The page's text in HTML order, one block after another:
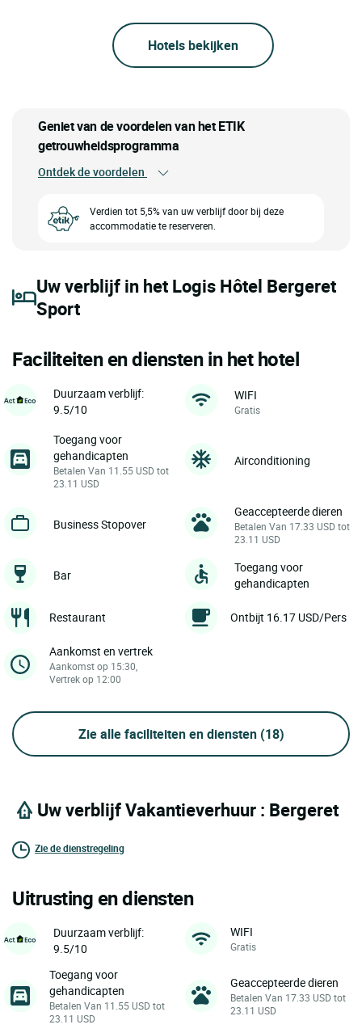
Hotels bekijken
Geniet van de voordelen van het ETIK
getrouwheidsprogramma
Ontdek de voordelen
Verdien tot 5,5% van uw verblijf door bij deze
accommodatie te reserveren.
Uw verblijf in het Logis Hôtel Bergeret
Sport
Faciliteiten en diensten in het hotel
Duurzaam verblijf:
9.5/10
WIFI
Gratis
Toegang voor
gehandicapten
Betalen Van 11.55 USD tot
23.11 USD
Airconditioning
Business Stopover
Geaccepteerde dieren
Betalen Van 17.33 USD tot
23.11 USD
Bar
Toegang voor
gehandicapten
Restaurant Ontbijt 16.17 USD/Pers
Aankomst en vertrek
Aankomst op 15:30,
Vertrek op 12:00
Zie alle faciliteiten en diensten (18)
Uw verblijf Vakantieverhuur : Bergeret
Zie de dienstregeling
Uitrusting en diensten
Duurzaam verblijf:
9.5/10
WIFI
Gratis
Toegang voor
gehandicapten
Betalen Van 11.55 USD tot
23.11 USD
Geaccepteerde dieren
Betalen Van 17.33 USD tot
23.11 USD